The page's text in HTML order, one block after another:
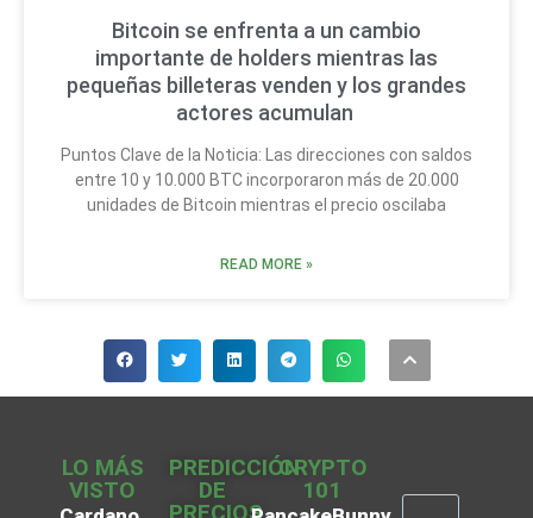
Bitcoin se enfrenta a un cambio
importante de holders mientras las
pequeñas billeteras venden y los grandes
actores acumulan
Puntos Clave de la Noticia: Las direcciones con saldos
entre 10 y 10.000 BTC incorporaron más de 20.000
unidades de Bitcoin mientras el precio oscilaba
READ MORE »
LO MÁS
VISTO
PREDICCIÓN
DE
PRECIOS
CRYPTO
101